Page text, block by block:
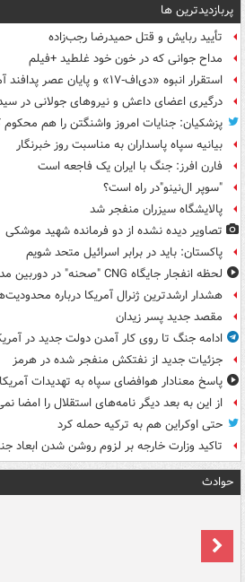
پربازدیدترین ها
تأیید ربایش و قتل حمیدرضا رجب‌زاده
مداح جوانی که در خون خود غلطید +فیلم
استقرار انبوه «دی‌اف‑۱۷» و پایان عصر پدافند آمریکا +عکس
درگیری اعضای داعش و نیروهای جولانی در
پزشکیان: جنایات امروز واشنگتن را هم محکوم
بیانیه سپاه پاسداران به مناسبت روز خبرنگار
فارن افرز: جنگ با ایران یک فاجعه است
"سوپر ال‌نینو"در راه است؟
پالایشگاه سیزران منفجر شد
تصاویر دیده‌ نشده از دو فرمانده شهید موشکی
پاکستان: باید در برابر اسرائیل متحد شویم
لحظه انفجار جایگاه CNG "صحنه" در دوربین مداربسته
هشدار ارشدترین ژنرال آمریکا درباره
مقصد جدید پسر زیدان
ادامه جنگ تا روی کار آمدن دولت جدید در
جزئیات جدید از نفتکش منفجر شده در هرمز
پاسخ معنادار هوافضای سپاه به تهدیدات
از این به بعد دیگر نامه‌های استقلال را امضا
حتی اوکراین هم به ترکیه حمله کرد
تاکید وزارت خارجه بر لزوم روشن شدن ابعاد
حوادث